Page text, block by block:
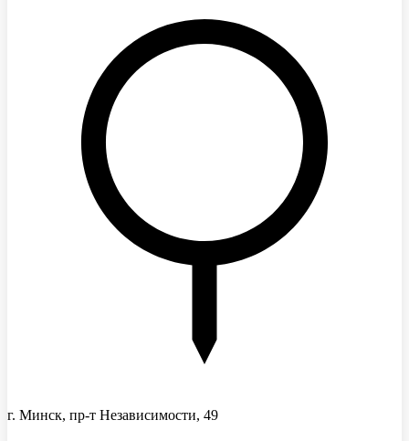
г. Минск, пр-т Независимости, 49